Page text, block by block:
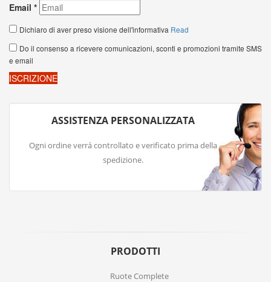
ASSISTENZA PERSONALIZZATA
Ogni ordine verrá controllato e verificato prima della
spedizione.
PRODOTTI
Ruote Complete